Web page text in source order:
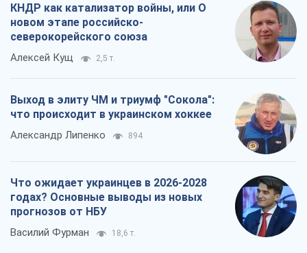
КНДР как катализатор войны, или О
новом этапе российско-
северокорейского союза
Алексей Кущ 2,5 т.
Выход в элиту ЧМ и триумф "Сокола":
что происходит в украинском хоккее
Александр Липенко 894
Что ожидает украинцев в 2026-2028
годах? Основные выводы из новых
прогнозов от НБУ
Василий Фурман 18,6 т.